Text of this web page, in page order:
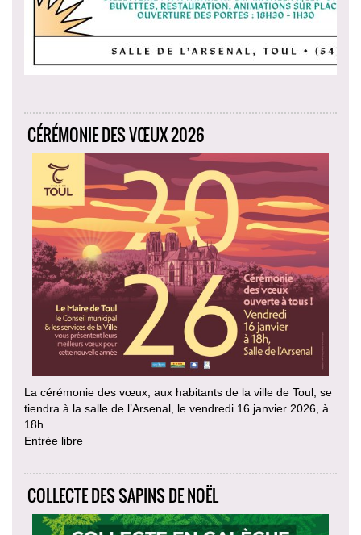
CÉRÉMONIE DES VŒUX 2026
La cérémonie des vœux, aux habitants de la ville de Toul, se
tiendra à la salle de l’Arsenal, le vendredi 16 janvier 2026, à
18h.
Entrée libre
COLLECTE DES SAPINS DE NOËL